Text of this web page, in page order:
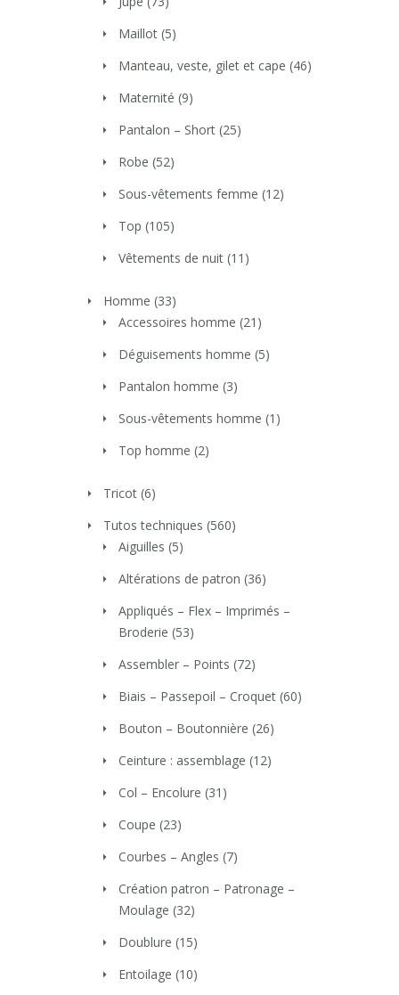
Maillot (5)
Manteau, veste, gilet et cape (46)
Maternité (9)
Pantalon – Short (25)
Robe (52)
Sous-vêtements femme (12)
Top (105)
Vêtements de nuit (11)
Homme (33)
Accessoires homme (21)
Déguisements homme (5)
Pantalon homme (3)
Sous-vêtements homme (1)
Top homme (2)
Tricot (6)
Tutos techniques (560)
Aiguilles (5)
Altérations de patron (36)
Appliqués – Flex – Imprimés –
Broderie (53)
Assembler – Points (72)
Biais – Passepoil – Croquet (60)
Bouton – Boutonnière (26)
Ceinture : assemblage (12)
Col – Encolure (31)
Coupe (23)
Courbes – Angles (7)
Création patron – Patronage –
Moulage (32)
Doublure (15)
Entoilage (10)